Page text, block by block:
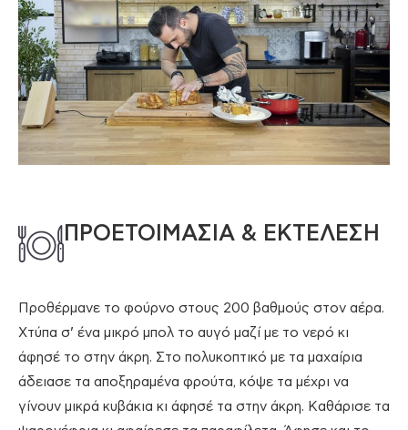
ΠΡΟΕΤΟΙΜΑΣΙΑ & ΕΚΤΕΛΕΣΗ
Προθέρμανε το φούρνο στους 200 βαθμούς στον αέρα.
Χτύπα σ’ ένα μικρό μπολ το αυγό μαζί με το νερό κι
άφησέ το στην άκρη. Στο πολυκοπτικό με τα μαχαίρια
άδειασε τα αποξηραμένα φρούτα, κόψε τα μέχρι να
γίνουν μικρά κυβάκια κι άφησέ τα στην άκρη. Καθάρισε τα